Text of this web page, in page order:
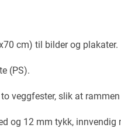
cm) til bilder og plakater.
(PS).
veggfester, slik at
og 12 mm tykk, innvendig